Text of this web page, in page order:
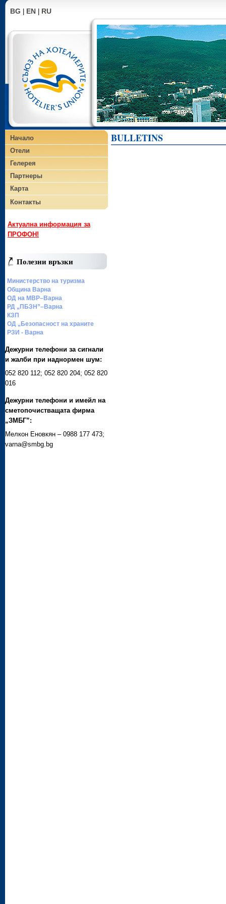
BG EN RU
Начало
Отели
Гелерея
Партнеры
Карта
Контакты
Актуална информация за
ПРОФОН!
Полезни връзки
Министерство на туризма
Община Варна
ОД на МВР–Варна
РД „ПБЗН”–Варна
КЗП
ОД „Безопасност на храните
РЗИ - Варна
Дежурни телефони за сигнали
и жалби при наднормен шум:
052 820 112; 052 820 204; 052 820
016
Дежурни телефони и имейл на
сметопочистващата фирма
„ЗМБГ”:
Мелкон Еновкян – 0988 177 473;
varna@smbg.bg
BULLETINS